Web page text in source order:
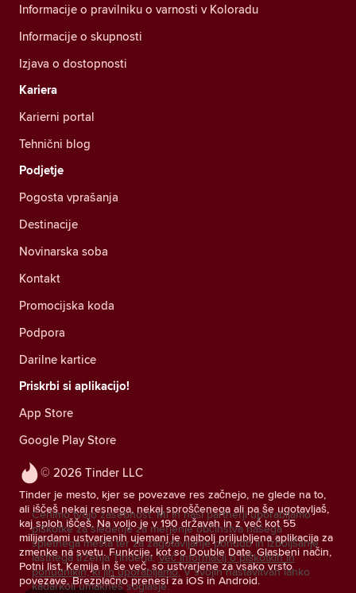
© 2026 Tinder LLC
Tinder je mesto, kjer se povezave res začnejo, ne glede na to,
ali iščeš nekaj resnega, nekaj sproščenega ali pa še ugotavljaš,
kaj sploh iščeš. Na voljo je v 190 državah in z več kot 55
milijardami ustvarjenih ujemanj je najbolj priljubljena aplikacija za
zmenke na svetu. Funkcije, kot so Double Date, Glasbeni način,
Potni list, Kemija in še več, so ustvarjene za vsako vrsto
povezave. Brezplačno prenesi za iOS in Android.
Informacije o pravilniku o varnosti v Koloradu
Informacije o skupnosti
Izjava o dostopnosti
Kariera
Karierni portal
Tehnični blog
Podjetje
Pogosta vprašanja
Destinacije
Novinarska soba
Kontakt
Promocijska koda
Podpora
Darilne kartice
Priskrbi si aplikacijo!
App Store
Google Play Store
Cenimo tvojo zasebnost. Mi in naši partnerji uporabljamo
piškotke za sledenje za merjenje občinstva našega
spletnega mesta ter za zagotavljanje ponudb in izboljšanje
lastnega trženja Tinderja. Več informacij o piškotkih in
ponudnikih, ki jih uporabljamo. V svojih nastavitvah lahko
kadarkoli umakneš soglasje.